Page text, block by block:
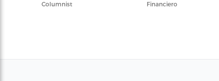
Columnist
Financiero